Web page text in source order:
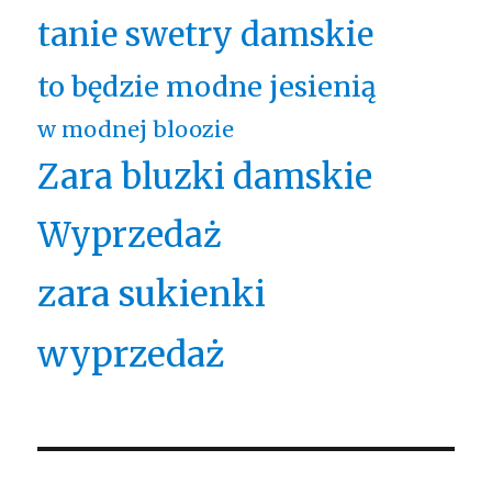
tanie swetry damskie
to będzie modne jesienią
w modnej bloozie
Zara bluzki damskie
Wyprzedaż
zara sukienki
wyprzedaż